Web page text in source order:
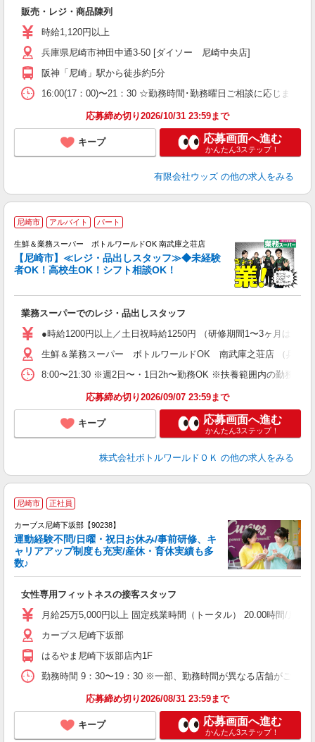
販売・レジ・商品陳列
時給1,120円以上
兵庫県尼崎市神田中通3-50 [ダイソー 尼崎中央店]
阪神「尼崎」駅から徒歩約5分
16:00(17：00)〜21：30 ☆勤務時間･勤務曜日ご相談に応じます
応募締め切り2026/10/31 23:59まで
キープ 応募画面へ進む
かんたん3ステップ！
有限会社ウッズ の他の求人をみる
尼崎市 アルバイト パート
生鮮＆業務スーパー ボトルワールドOK 南武庫之荘店
【尼崎市】≪レジ・品出しスタッフ≫◆未経験
者OK！高校生OK！シフト相談OK！
業務スーパーでのレジ・品出しスタッフ
●時給1200円以上／土日祝時給1250円 （研修期間1〜3ヶ月は時
生鮮＆業務スーパー ボトルワールドOK 南武庫之荘店 （兵庫県
8:00〜21:30 ※週2日〜・1日2h〜勤務OK ※扶養範囲内の勤務OK
応募締め切り2026/09/07 23:59まで
キープ 応募画面へ進む
かんたん3ステップ！
株式会社ボトルワールドＯＫ の他の求人をみる
尼崎市 正社員
カーブス尼崎下坂部【90238】
運動経験不問/日曜・祝日お休み/事前研修、キ
ャリアアップ制度も充実/産休・育休実績も多
数♪
女性専用フィットネスの接客スタッフ
月給25万5,000円以上 固定残業時間（トータル） 20.00時間/月
カーブス尼崎下坂部
はるやま尼崎下坂部店内1F
勤務時間 9：30〜19：30 ※一部、勤務時間が異なる店舗がござい
応募締め切り2026/08/31 23:59まで
キープ 応募画面へ進む
かんたん3ステップ！